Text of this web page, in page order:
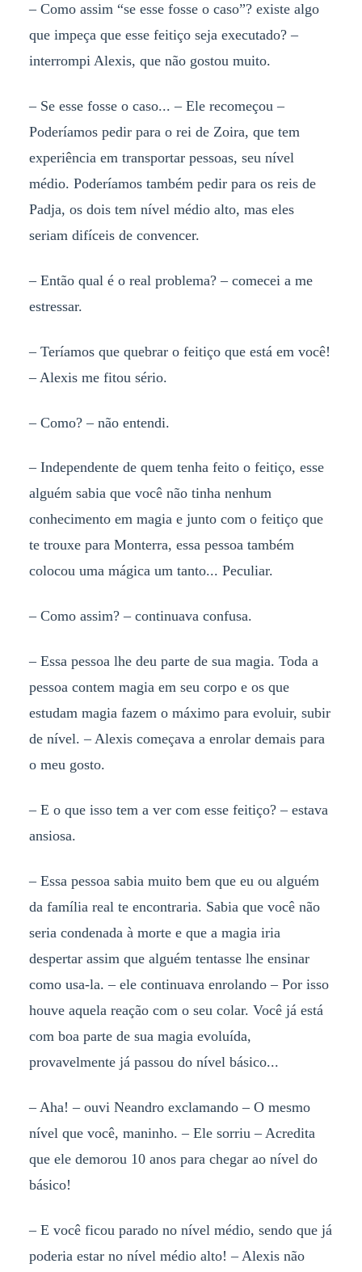
– Como assim “se esse fosse o caso”? existe algo
que impeça que esse feitiço seja executado? –
interrompi Alexis, que não gostou muito.
– Se esse fosse o caso... – Ele recomeçou –
Poderíamos pedir para o rei de Zoira, que tem
experiência em transportar pessoas, seu nível
médio. Poderíamos também pedir para os reis de
Padja, os dois tem nível médio alto, mas eles
seriam difíceis de convencer.
– Então qual é o real problema? – comecei a me
estressar.
– Teríamos que quebrar o feitiço que está em você!
– Alexis me fitou sério.
– Como? – não entendi.
– Independente de quem tenha feito o feitiço, esse
alguém sabia que você não tinha nenhum
conhecimento em magia e junto com o feitiço que
te trouxe para Monterra, essa pessoa também
colocou uma mágica um tanto... Peculiar.
– Como assim? – continuava confusa.
– Essa pessoa lhe deu parte de sua magia. Toda a
pessoa contem magia em seu corpo e os que
estudam magia fazem o máximo para evoluir, subir
de nível. – Alexis começava a enrolar demais para
o meu gosto.
– E o que isso tem a ver com esse feitiço? – estava
ansiosa.
– Essa pessoa sabia muito bem que eu ou alguém
da família real te encontraria. Sabia que você não
seria condenada à morte e que a magia iria
despertar assim que alguém tentasse lhe ensinar
como usa-la. – ele continuava enrolando – Por isso
houve aquela reação com o seu colar. Você já está
com boa parte de sua magia evoluída,
provavelmente já passou do nível básico...
– Aha! – ouvi Neandro exclamando – O mesmo
nível que você, maninho. – Ele sorriu – Acredita
que ele demorou 10 anos para chegar ao nível do
básico!
– E você ficou parado no nível médio, sendo que já
poderia estar no nível médio alto! – Alexis não